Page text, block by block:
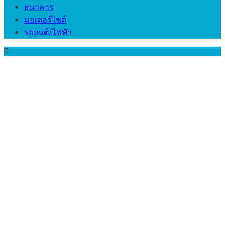
ธนาคาร
มอเตอร์ไชต์
รถยนต์/ไฟฟ้า